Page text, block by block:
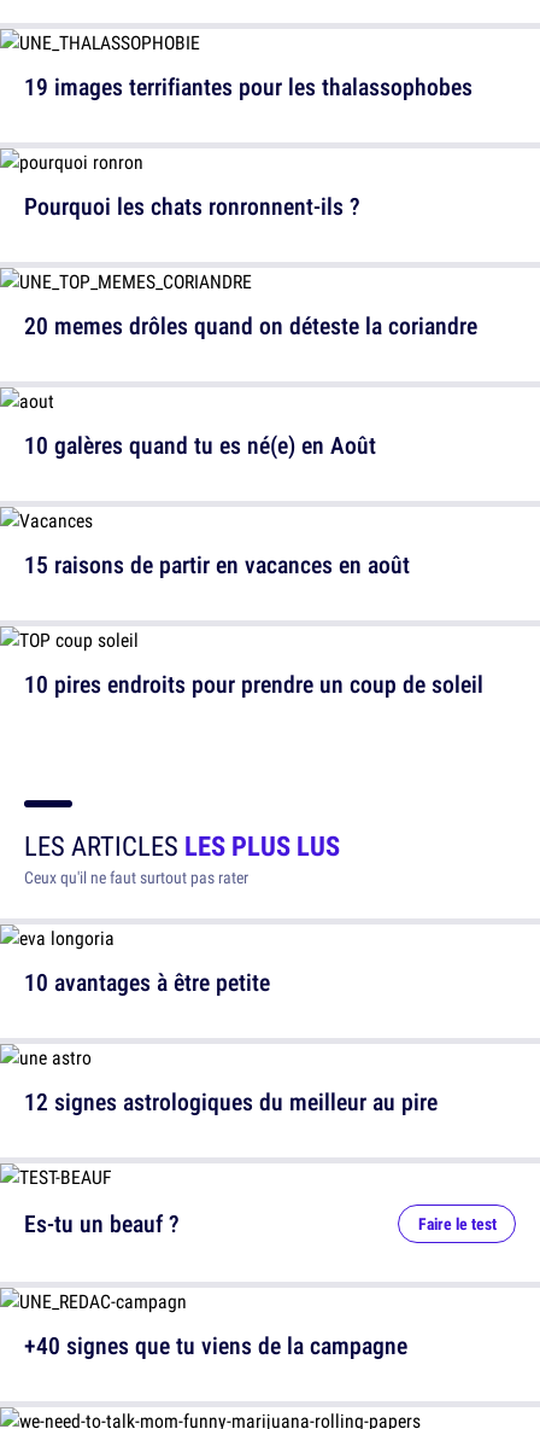
19 images terrifiantes pour les thalassophobes
20 memes drôles quand on déteste la coriandre
15 raisons de partir en vacances en août
Pourquoi les chats ronronnent-ils ?
10 galères quand tu es né(e) en Août
10 pires endroits pour prendre un coup de soleil
LES ARTICLES LES PLUS LUS
Ceux qu'il ne faut surtout pas rater
10 avantages à être petite
12 signes astrologiques du meilleur au pire
Es-tu un beauf ? Faire le test
+40 signes que tu viens de la campagne